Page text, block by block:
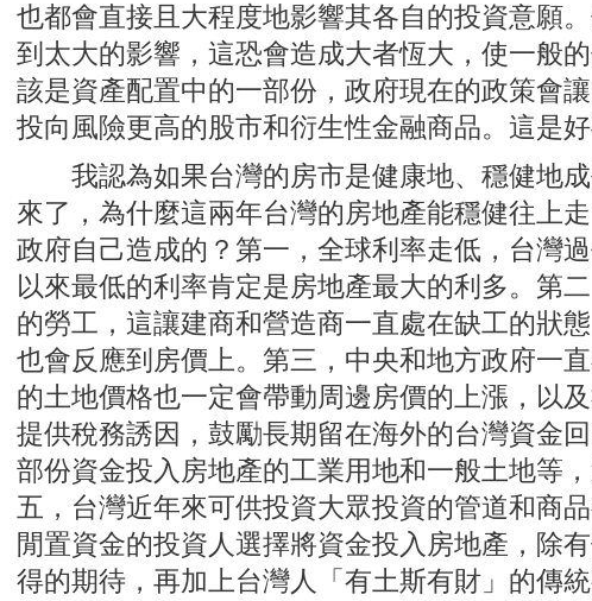
也都會直接且大程度地影響其各自的投資意願
到太大的影響，這恐會造成大者恆大，使一般
該是資產配置中的一部份，政府現在的政策會
投向風險更高的股市和衍生性金融商品。這是好
我認為如果台灣的房市是健康地、穩健地成
來了，為什麼這兩年台灣的房地產能穩健往上
政府自己造成的？第一，全球利率走低，台灣
以來最低的利率肯定是房地產最大的利多。第
的勞工，這讓建商和營造商一直處在缺工的狀
也會反應到房價上。第三，中央和地方政府一
的土地價格也一定會帶動周邊房價的上漲，以
提供稅務誘因，鼓勵長期留在海外的台灣資金
部份資金投入房地產的工業用地和一般土地等
五，台灣近年來可供投資大眾投資的管道和商
閒置資金的投資人選擇將資金投入房地產，除
得的期待，再加上台灣人「有土斯有財」的傳